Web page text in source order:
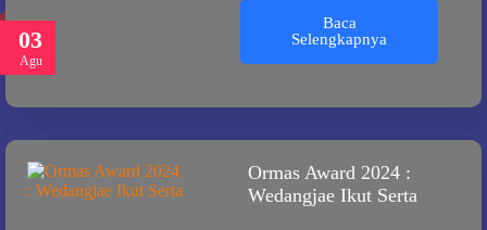
03
Agu
Baca
Selengkapnya
Ormas Award 2024 :
Wedangjae Ikut Serta